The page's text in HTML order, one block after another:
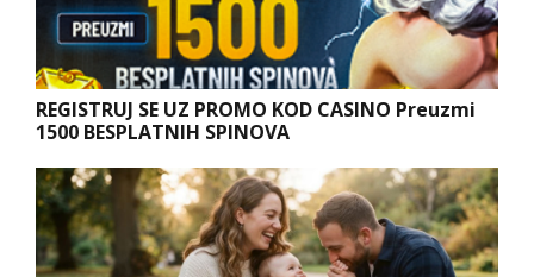
REGISTRUJ SE UZ PROMO KOD CASINO Preuzmi
1500 BESPLATNIH SPINOVA